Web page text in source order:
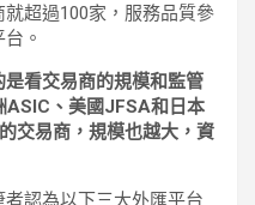
超過100家，服務品質參
。
看交易商的規模和監管
ASIC、美國JFSA和日本
交易商，規模也越大，資
認為以下三大外匯平台